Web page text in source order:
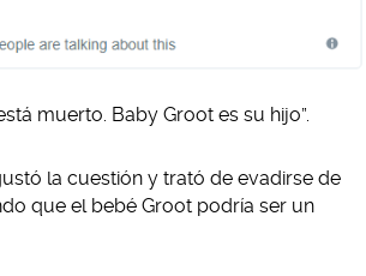
muerto. Baby Groot es su hijo”.
la cuestión y trató de evadirse de
que el bebé Groot podría ser un